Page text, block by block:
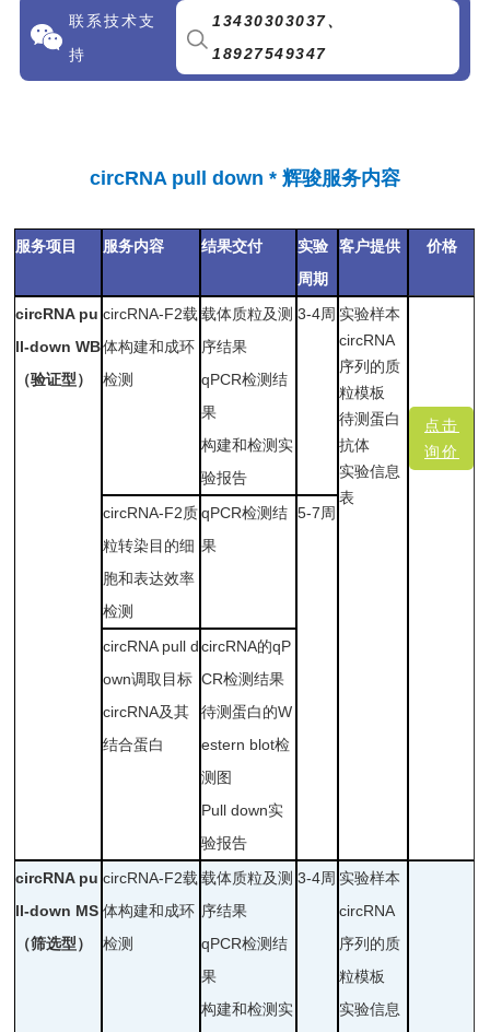
联系技术支
持
13430303037、
18927549347
circRNA pull down * 辉骏服务内容
服务项目 服务内容 结果交付
实验
周期
客户提供 价格
circRNA pu
ll-down WB
（验证型）
circRNA-F2载
体构建和成环
检测
载体质粒及测
序结果
qPCR检测结
果
构建和检测 实
验报告
3-4周 实验样本
circRNA
序列的质
粒模板
待测蛋白
抗体
实验信息
表
点击
询价
circRNA-F2质
粒转染目的细
胞和表达效率
检测
qPCR检测结
果
5-7周
circRNA pull d
own调取目标
circRNA及其
结合蛋白
circRNA的qP
CR检测结果
待测蛋白的W
estern blot检
测图
Pull down实
验报告
circRNA pu
ll-down MS
（筛选型）
circRNA-F2载
体构建和成环
检测
载体质粒及测
序结果
qPCR检测结
果
构建和检测实
3-4周 实验样本
circRNA
序列的质
粒模板
实验信息